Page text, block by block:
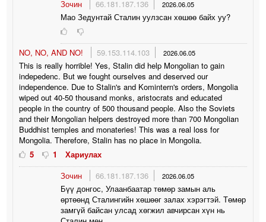
Зочин
66.181.187.136 2026.06.05
Мао Зедунтай Сталин уулзсан хөшөө байх уу?
NO, NO, AND NO! 59.153.114.103 2026.06.05
This is really horrible! Yes, Stalin did help Mongolian to gain
indepedenc. But we fought ourselves and deserved our
independence. Due to Stalin's and Komintern's orders, Mongolia
wiped out 40-50 thousand monks, aristocrats and educated
people in the country of 500 thousand people. Also the Soviets
and their Mongolian helpers destroyed more than 700 Mongolian
Buddhist temples and monateries! This was a real loss for
Mongolia. Therefore, Stalin has no place in Mongolia.
5
1
Хариулах
Зочин
66.181.187.136 2026.06.05
Бүү донгос, Улаанбаатар төмөр замын аль
өртөөнд Сталингийн хөшөөг залах хэрэгтэй. Төмөр
замгүй байсан улсад хөгжил авчирсан хүн нь